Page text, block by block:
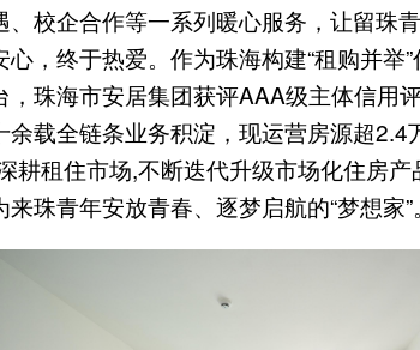
、校企合作等一系列暖心服务，让留珠
心，终于热爱。作为珠海构建“租购并举
，珠海市安居集团获评AAA级主体信用
余载全链条业务积淀，现运营房源超2.4
耕租住市场,不断迭代升级市场化住房产
来珠青年安放青春、逐梦启航的“梦想家”。